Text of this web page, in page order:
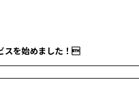
スを始めました！